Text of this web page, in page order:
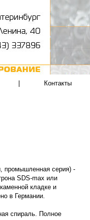
Контакты
промышленная серия) -
SDS-max или
кладке и
в Германии.
спираль. Полное